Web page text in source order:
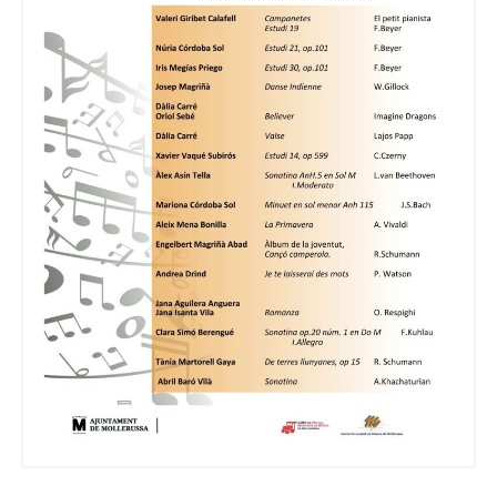
Consell Escolar
Calendari escolar
Documentació
AFA
Lloguer d’instruments
Taxes
Activitats
Horaris
Horaris curs 2026/2027
Contacta